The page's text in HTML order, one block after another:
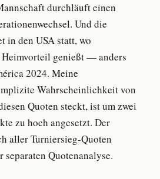
durchläuft einen
Und die
in den USA statt, wo
genießt — anders
2024. Meine
Wahrscheinlichkeit von
Quoten steckt, ist um zwei
zu hoch angesetzt. Der
aller Turniersieg-Quoten
Quotenanalyse.